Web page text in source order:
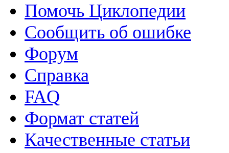
Помочь Циклопедии
Сообщить об ошибке
Форум
Справка
FAQ
Формат статей
Качественные статьи